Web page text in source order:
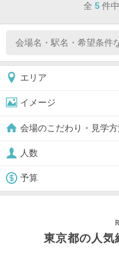
全 5 件
エリア
イメージ
会場のこだわり・見学
人数
予算
東京都の人気